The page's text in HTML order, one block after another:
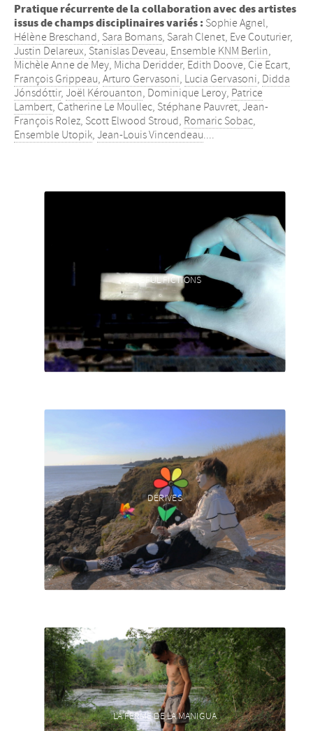
Pratique récurrente de la collaboration avec des artistes
issus de champs disciplinaires variés : Sophie Agnel,
Hélène Breschand, Sara Bomans, Sarah Clenet, Eve Couturier,
Justin Delareux, Stanislas Deveau, Ensemble KNM Berlin,
Michèle Anne de Mey, Micha Deridder, Edith Doove, Cie Ecart,
François Grippeau, Arturo Gervasoni, Lucia Gervasoni, Didda
Jónsdóttir, Joël Kérouanton, Dominique Leroy, Patrice
Lambert, Catherine Le Moullec, Stéphane Pauvret, Jean-
François Rolez, Scott Elwood Stroud, Romaric Sobac,
Ensemble Utopik, Jean-Louis Vincendeau....
USEFUL FICTIONS
DÉRIVES
LA FERME DE LA MANIGUA